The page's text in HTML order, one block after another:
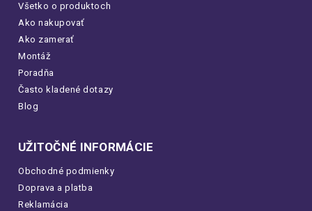
Všetko o produktoch
Ako nakupovať
Ako zamerať
Montáž
Poradňa
Často kladené dotazy
Blog
UŽITOČNÉ INFORMÁCIE
Obchodné podmienky
Doprava a platba
Reklamácia